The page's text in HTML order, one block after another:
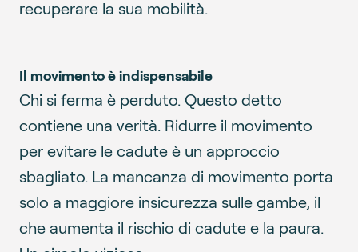
recuperare la sua mobilità.
Il movimento è indispensabile
Chi si ferma è perduto. Questo detto
contiene una verità. Ridurre il movimento
per evitare le cadute è un approccio
sbagliato. La mancanza di movimento porta
solo a maggiore insicurezza sulle gambe, il
che aumenta il rischio di cadute e la paura.